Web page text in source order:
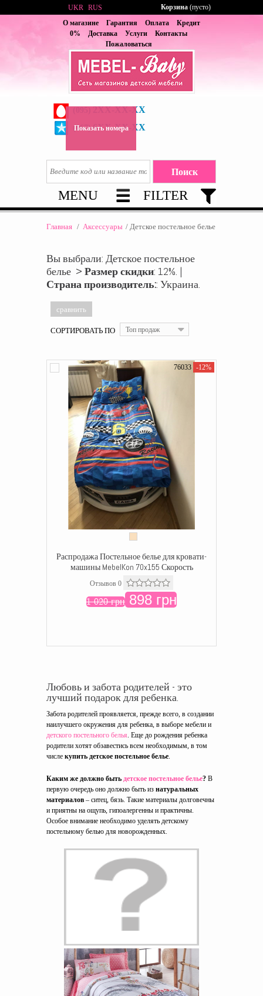
О магазине Гарантия Оплата
Кредит
0%
Доставка Услуги
Контакты
Пожаловаться
2XX-XX-XX
(067) 6XX-XX-XX
Показать номера
UKR RUS Корзина (пусто)
MENU FILTER
Главная / Аксессуары / Детское постельное белье
Вы выбрали: Детское постельное
белье > Размер скидки: 12%. |
Страна производитель:: Украина.
СОРТИРОВАТЬ ПО Топ продаж
76033 -12%
Распродажа Постельное белье для кровати-
машины MebelKon 70x155 Скорость
Отзывов 0
1 020 грн 898 грн
Любовь и забота родителей - это
лучший подарок для ребенка.
Забота родителей проявляется, прежде всего, в создании
наилучшего окружения для ребенка, в выборе мебели и
детского постельного белья. Еще до рождения ребенка
родители хотят обзавестись всем необходимым, в том
числе купить детское постельное белье.
Каким же должно быть детское постельное белье? В
первую очередь оно должно быть из натуральных
материалов – ситец, бязь. Такие материалы долговечны
и приятны на ощупь, гипоалергенны и практичны.
Особое внимание необходимо уделять детскому
постельному белью для новорожденных.